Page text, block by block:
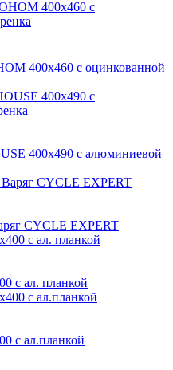
400х460 с оцинкованной
400х490 с алюминиевой
СYCLE EXPERT
с ал. планкой
с ал.планкой